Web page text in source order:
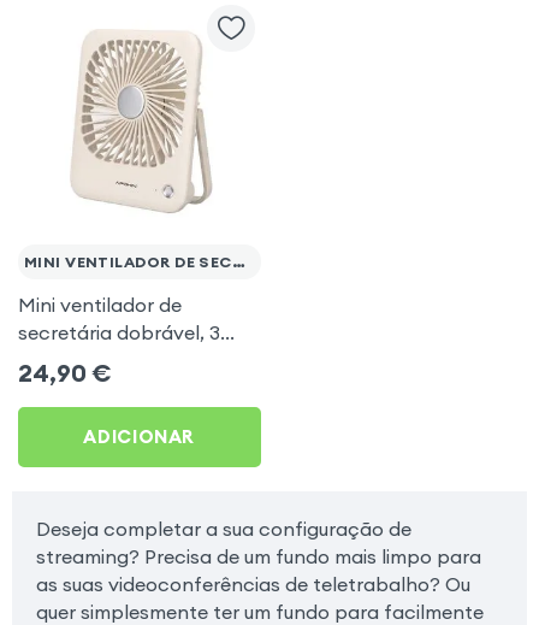
MINI VENTILADOR DE SECRETÁRIA
Mini ventilador de
secretária dobrável, 3
Velocidades e Autonomia
6h - Apokin Branco
24,90 €
ADICIONAR
Deseja completar a sua configuração de
streaming? Precisa de um fundo mais limpo para
as suas videoconferências de teletrabalho? Ou
quer simplesmente ter um fundo para facilmente